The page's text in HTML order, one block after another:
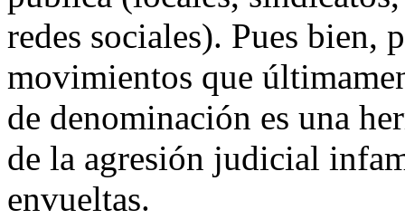
redes sociales). Pues
movimientos que
de denominación es una
de la agresión judicial
envueltas.